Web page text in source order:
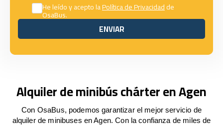
He leído y acepto laPolítica de Privacidadde
OsaBus.
ENVIAR
ENVIAR
Alquiler de minibús chárter en Agen
Con OsaBus, podemos garantizar el mejor servicio de
alquiler de minibuses en Agen. Con la confianza de miles de